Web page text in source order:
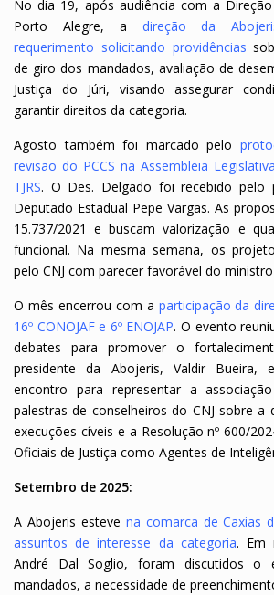
No dia 19, após audiência com a
Porto Alegre, a direção da
requerimento solicitando providências
de giro dos mandados, avaliação de
Justiça do Júri, visando assegurar
garantir direitos da categoria.
Agosto também foi marcado pelo
revisão do PCCS na Assembleia
TJRS. O Des. Delgado foi recebido pelo
Deputado Estadual Pepe Vargas. As
15.737/2021 e buscam valorização e
funcional. Na mesma semana, os
pelo CNJ com parecer favorável do
O mês encerrou com a participação da
16º CONOJAF e 6º ENOJAP. O evento
debates para promover o
presidente da Abojeris, Valdir Bueira,
encontro para representar a
palestras de conselheiros do CNJ sobre a
execuções cíveis e a Resolução nº 600/
Oficiais de Justiça como Agentes de
Setembro de 2025:
A Abojeris esteve na comarca de Caxias
assuntos de interesse da categoria. Em
André Dal Soglio, foram discutidos o
mandados, a necessidade de